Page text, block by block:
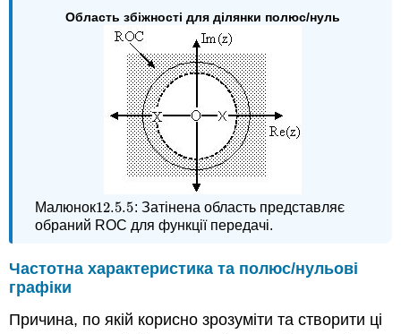
Область збіжності для ділянки полюс/нуль
Малюнок12.5.5
12.5.5: Затінена область представляє
обраний ROC для функції передачі.
Частотна характеристика та полюс/нульові
графіки
Причина, по якій корисно зрозуміти та створити ці